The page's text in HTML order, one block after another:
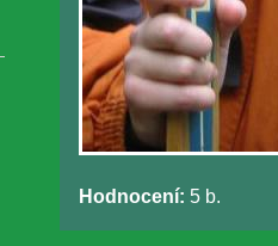
Hodnocení: 5 b.